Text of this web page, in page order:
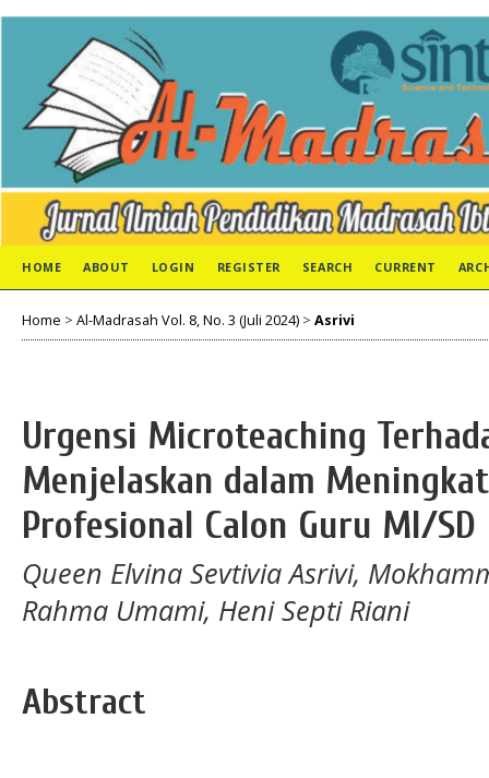
HOME ABOUT LOGIN REGISTER SEARCH CURRENT
Home > Al-Madrasah Vol. 8, No. 3 (Juli 2024) > Asrivi
Urgensi Microteaching
Menjelaskan dalam
Profesional Calon Guru MI/SD
Queen Elvina Sevtivia Asrivi,
Rahma Umami, Heni Septi Riani
Abstract